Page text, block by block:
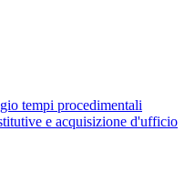
tempi procedimentali
e acquisizione d'ufficio